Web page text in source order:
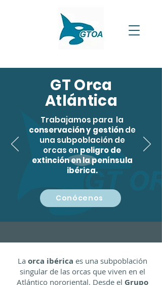
GT Orca
Atlántica
Trabajamos para la
conservación y gestiónde
una subpoblación de
orcas enpeligro de
extinción en la península
ibérica.
Conócenos
La orca ibérica es una subpoblación
singular de las orcas que viven en el
Atlántico nororiental. Desde el Grupo